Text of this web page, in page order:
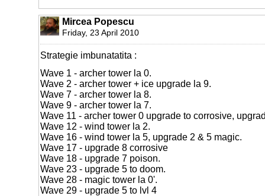
Mircea Popescu
Friday, 23 April 2010
Strategie imbunatatita :
Wave 1 - archer tower la 0.
Wave 2 - archer tower + ice upgrade la 9.
Wave 7 - archer tower la 8.
Wave 9 - archer tower la 7.
Wave 11 - archer tower 0 upgrade to corrosive,
Wave 12 - wind tower la 2.
Wave 16 - wind tower la 5, upgrade 2 & 5 magic.
Wave 17 - upgrade 8 corrosive
Wave 18 - upgrade 7 poison.
Wave 23 - upgrade 5 to doom.
Wave 28 - magic tower la 0'.
Wave 29 - upgrade 5 to lvl 4